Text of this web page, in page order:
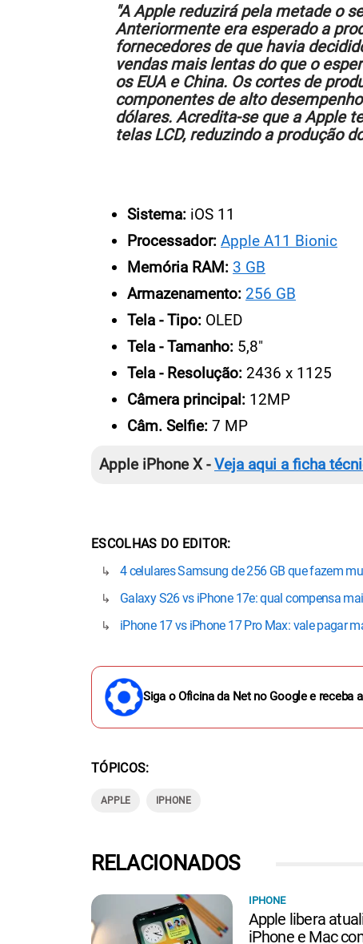
"A Apple reduzirá pela metade o
Anteriormente era esperado a
fornecedores de que havia
vendas mais lentas do que o
os EUA e China. Os cortes de
componentes de alto
dólares. Acredita-se que a Apple
telas LCD, reduzindo a produção
Sistema: iOS 11
Processador: Apple A11 Bionic
Memória RAM: 3 GB
Armazenamento: 256 GB
Tela - Tipo: OLED
Tela - Tamanho: 5,8"
Tela - Resolução: 2436 x 1125
Câmera principal: 12MP
Câm. Selfie: 7 MP
Apple iPhone X -Veja aqui a ficha
ESCOLHAS DO EDITOR
4 celulares Samsung de 256 GB que fazem
Galaxy S26 vs iPhone 17e: qual compensa
iPhone 17 vs iPhone 17 Pro Max: vale pagar
Siga o Oficina da Net no Google e
TÓPICOS
APPLE IPHONE
RELACIONADOS
IPHONE
Apple libera
iPhone e Mac